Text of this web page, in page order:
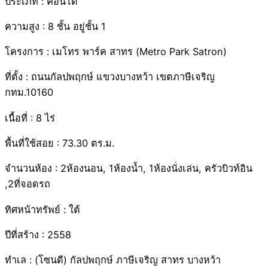
ความสูง : 8 ชั้น อยู่ชั้น 1
โครงการ : เมโทร พาร์ค สาทร (Metro Park Satron)
ที่ตั้ง : ถนนกัลปพฤกษ์ แขวงบางหว้า เขตภาษีเจริญ
กทม.10160
เนื้อที่ : 8 ไร่
พื้นที่ใช้สอย : 73.30 ตร.ม.
จำนวนห้อง : 2ห้องนอน, 1ห้องน้ำ, 1ห้องนั่งเล่น, ครัวบิวท์อิน
,2ที่จอดรถ
ทิศหน้าทรัพย์ : ใต้
ปีที่สร้าง : 2558
ทำเล : (โซนดี) กัลปพฤกษ์ ภาษีเจริญ สาทร บางหว้า